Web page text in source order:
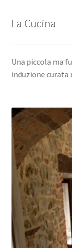
La Cucina
Una piccola ma
induzione